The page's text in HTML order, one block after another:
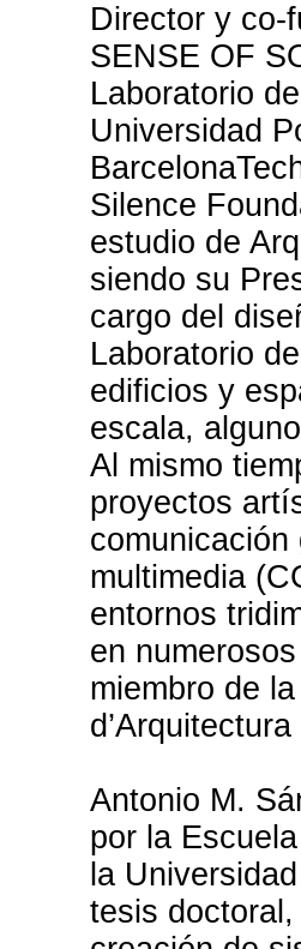
Director y co-
SENSE OF
Laboratorio
Universidad
Silence
estudio de
siendo su
cargo del
Laboratorio
edificios y
escala,
Al mismo
proyectos
multimedia
entornos
en
miembro de
Antonio M.
por la
la
tesis